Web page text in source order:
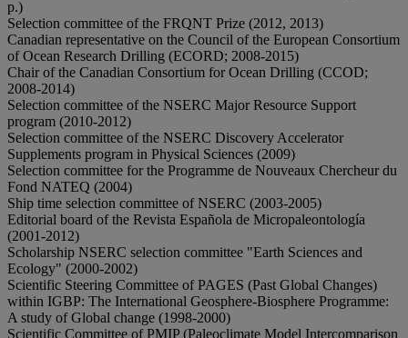
p.)
Selection committee of the FRQNT Prize (2012, 2013)
Canadian representative on the Council of the European Consortium
of Ocean Research Drilling (ECORD; 2008-2015)
Chair of the Canadian Consortium for Ocean Drilling (CCOD;
2008-2014)
Selection committee of the NSERC Major Resource Support
program (2010-2012)
Selection committee of the NSERC Discovery Accelerator
Supplements program in Physical Sciences (2009)
Selection committee for the Programme de Nouveaux Chercheur du
Fond NATEQ (2004)
Ship time selection committee of NSERC (2003-2005)
Editorial board of the Revista Española de Micropaleontología
(2001-2012)
Scholarship NSERC selection committee "Earth Sciences and
Ecology" (2000-2002)
Scientific Steering Committee of PAGES (Past Global Changes)
within IGBP: The International Geosphere-Biosphere Programme:
A study of Global change (1998-2000)
Scientific Committee of PMIP (Paleoclimate Model Intercomparison